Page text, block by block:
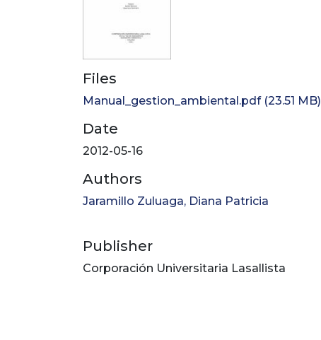
Files
Manual_gestion_ambiental.pdf(23.51 MB)
Date
2012-05-16
Authors
Jaramillo Zuluaga, Diana Patricia
Publisher
Corporación Universitaria Lasallista